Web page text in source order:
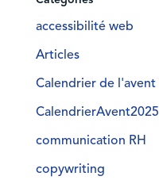
accessibilité web
Articles
Calendrier de l'avent
CalendrierAvent2025
communication RH
copywriting